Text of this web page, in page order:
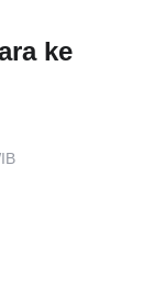
ke